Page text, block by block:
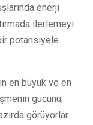
enerji
ilerlemeyi
potansiyele
en büyük ve en
gücünü,
görüyorlar.